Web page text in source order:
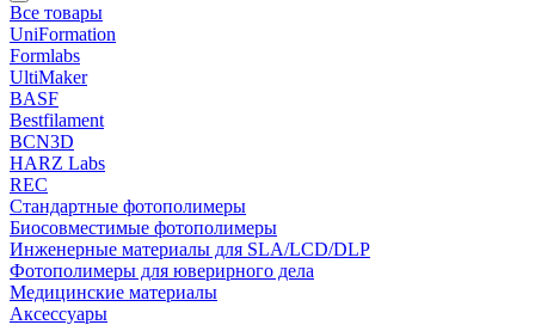
Все товары
UniFormation
Formlabs
UltiMaker
BASF
Bestfilament
BCN3D
HARZ Labs
REC
Стандартные фотополимеры
Биосовместимые фотополимеры
Инженерные материалы для SLA/LCD/DLP
Фотополимеры для юверирного дела
Медицинские материалы
Аксессуары